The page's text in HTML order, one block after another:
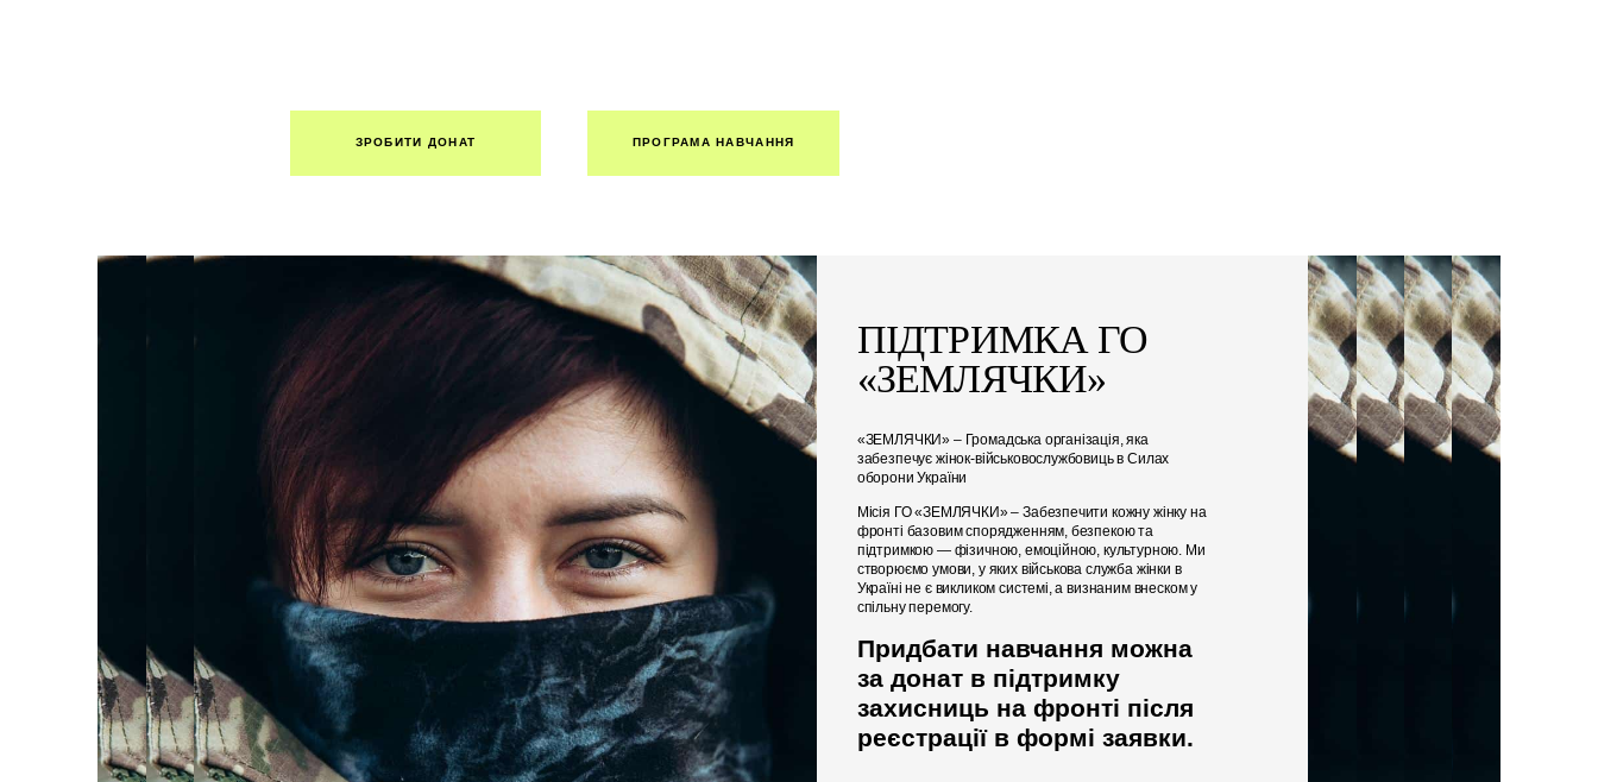
ЗРОБИТИ ДОНАТ ПРОГРАМА НАВЧАННЯ
ПІДТРИМКА ГО
«ЗЕМЛЯЧКИ»
«ЗЕМЛЯЧКИ» – Громадська організація, яка
забезпечує жінок-військовослужбовиць в Силах
оборони України
Місія ГО «ЗЕМЛЯЧКИ» – Забезпечити кожну жінку на
фронті базовим спорядженням, безпекою та
підтримкою — фізичною, емоційною, культурною. Ми
створюємо умови, у яких військова служба жінки в
Україні не є викликом системі, а визнаним внеском у
спільну перемогу.
Придбати навчання можна
за донат в підтримку
захисниць на фронті після
реєстрації в формі заявки.